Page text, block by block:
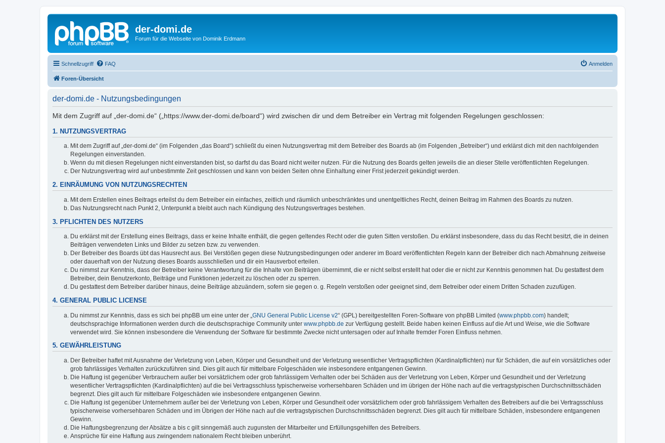
der-domi.de
Forum für die Webseite von Dominik Erdmann
Schnellzugriff FAQ Anmelden
Foren-Übersicht
der-domi.de - Nutzungsbedingungen
Mit dem Zugriff auf „der-domi.de“ („https://www.der-domi.de/board“) wird zwischen dir und dem Betreiber ein Vertrag mit folgenden Regelungen geschlossen:
1. NUTZUNGSVERTRAG
Mit dem Zugriff auf „der-domi.de“ (im Folgenden „das Board“) schließt du einen Nutzungsvertrag mit dem Betreiber des Boards ab (im Folgenden „Betreiber“) und erklärst dich mit den nachfolgenden
Regelungen einverstanden.
Wenn du mit diesen Regelungen nicht einverstanden bist, so darfst du das Board nicht weiter nutzen. Für die Nutzung des Boards gelten jeweils die an dieser Stelle veröffentlichten Regelungen.
Der Nutzungsvertrag wird auf unbestimmte Zeit geschlossen und kann von beiden Seiten ohne Einhaltung einer Frist jederzeit gekündigt werden.
2. EINRÄUMUNG VON NUTZUNGSRECHTEN
Mit dem Erstellen eines Beitrags erteilst du dem Betreiber ein einfaches, zeitlich und räumlich unbeschränktes und unentgeltliches Recht, deinen Beitrag im Rahmen des Boards zu nutzen.
Das Nutzungsrecht nach Punkt 2, Unterpunkt a bleibt auch nach Kündigung des Nutzungsvertrages bestehen.
3. PFLICHTEN DES NUTZERS
Du erklärst mit der Erstellung eines Beitrags, dass er keine Inhalte enthält, die gegen geltendes Recht oder die guten Sitten verstoßen. Du erklärst insbesondere, dass du das Recht besitzt, die in deinen
Beiträgen verwendeten Links und Bilder zu setzen bzw. zu verwenden.
Der Betreiber des Boards übt das Hausrecht aus. Bei Verstößen gegen diese Nutzungsbedingungen oder anderer im Board veröffentlichten Regeln kann der Betreiber dich nach Abmahnung zeitweise
oder dauerhaft von der Nutzung dieses Boards ausschließen und dir ein Hausverbot erteilen.
Du nimmst zur Kenntnis, dass der Betreiber keine Verantwortung für die Inhalte von Beiträgen übernimmt, die er nicht selbst erstellt hat oder die er nicht zur Kenntnis genommen hat. Du gestattest dem
Betreiber, dein Benutzerkonto, Beiträge und Funktionen jederzeit zu löschen oder zu sperren.
Du gestattest dem Betreiber darüber hinaus, deine Beiträge abzuändern, sofern sie gegen o. g. Regeln verstoßen oder geeignet sind, dem Betreiber oder einem Dritten Schaden zuzufügen.
4. GENERAL PUBLIC LICENSE
Du nimmst zur Kenntnis, dass es sich bei phpBB um eine unter der „ GNU General Public License v2“ (GPL) bereitgestellten Foren-Software von phpBB Limited (www.phpbb.com) handelt;
deutschsprachige Informationen werden durch die deutschsprachige Community unter www.phpbb.de zur Verfügung gestellt. Beide haben keinen Einfluss auf die Art und Weise, wie die Software
verwendet wird. Sie können insbesondere die Verwendung der Software für bestimmte Zwecke nicht untersagen oder auf Inhalte fremder Foren Einfluss nehmen.
5. GEWÄHRLEISTUNG
Der Betreiber haftet mit Ausnahme der Verletzung von Leben, Körper und Gesundheit und der Verletzung wesentlicher Vertragspflichten (Kardinalpflichten) nur für Schäden, die auf ein vorsätzliches oder
grob fahrlässiges Verhalten zurückzuführen sind. Dies gilt auch für mittelbare Folgeschäden wie insbesondere entgangenen Gewinn.
Die Haftung ist gegenüber Verbrauchern außer bei vorsätzlichem oder grob fahrlässigem Verhalten oder bei Schäden aus der Verletzung von Leben, Körper und Gesundheit und der Verletzung
wesentlicher Vertragspflichten (Kardinalpflichten) auf die bei Vertragsschluss typischerweise vorhersehbaren Schäden und im übrigen der Höhe nach auf die vertragstypischen Durchschnittsschäden
begrenzt. Dies gilt auch für mittelbare Folgeschäden wie insbesondere entgangenen Gewinn.
Die Haftung ist gegenüber Unternehmern außer bei der Verletzung von Leben, Körper und Gesundheit oder vorsätzlichem oder grob fahrlässigem Verhalten des Betreibers auf die bei Vertragsschluss
typischerweise vorhersehbaren Schäden und im Übrigen der Höhe nach auf die vertragstypischen Durchschnittsschäden begrenzt. Dies gilt auch für mittelbare Schäden, insbesondere entgangenen
Gewinn.
Die Haftungsbegrenzung der Absätze a bis c gilt sinngemäß auch zugunsten der Mitarbeiter und Erfüllungsgehilfen des Betreibers.
Ansprüche für eine Haftung aus zwingendem nationalem Recht bleiben unberührt.